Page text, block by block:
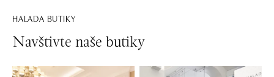
HALADA BUTIKY
Navštivte naše butiky